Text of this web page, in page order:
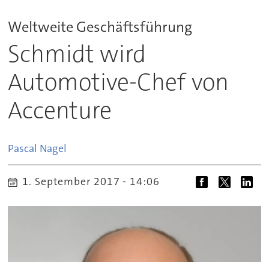
Weltweite Geschäftsführung
Schmidt wird
Automotive-Chef von
Accenture
Pascal Nagel
1. September 2017 - 14:06